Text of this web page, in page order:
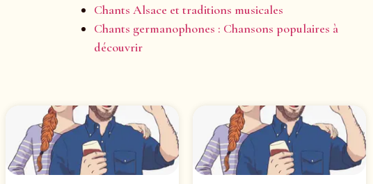
Chants Alsace et traditions musicales
Chants germanophones : Chansons populaires à
découvrir